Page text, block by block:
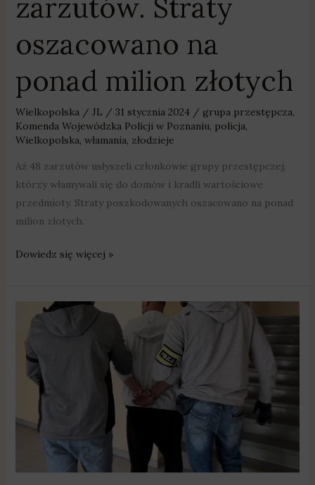
zarzutów. Straty
oszacowano na
ponad milion złotych
Wielkopolska/ JL / 31 stycznia 2024 / grupa przestępcza,
Komenda Wojewódzka Policji w Poznaniu, policja,
Wielkopolska, włamania, złodzieje
Aż 48 zarzutów usłyszeli członkowie grupy przestępczej,
którzy włamywali się do domów i kradli wartościowe
przedmioty. Straty poszkodowanych oszacowano na ponad
milion złotych.
Dowiedz się więcej »
liczne
włamania
i
kradzieże.
Poszukiwani
właściciele